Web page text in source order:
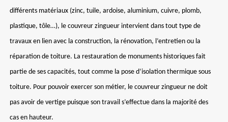
différents matériaux (zinc, tuile, ardoise, aluminium, cuivre, plomb,
plastique, tôle…), le couvreur zingueur intervient dans tout type de
travaux en lien avec la construction, la rénovation, l’entretien ou la
réparation de toiture. La restauration de monuments historiques fait
partie de ses capacités, tout comme la pose d’isolation thermique sous
toiture. Pour pouvoir exercer son métier, le couvreur zingueur ne doit
pas avoir de vertige puisque son travail s’effectue dans la majorité des
cas en hauteur.